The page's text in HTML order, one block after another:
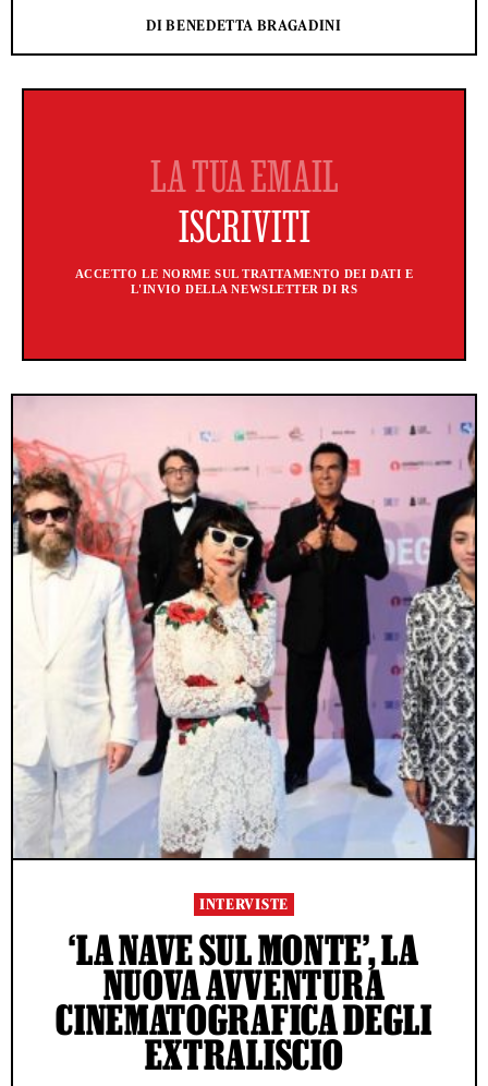
DI BENEDETTA BRAGADINI
ACCETTO LE NORME SUL TRATTAMENTO DEI DATI E
L'INVIO DELLA NEWSLETTER DI RS
INTERVISTE
‘LA NAVE SUL MONTE’, LA
NUOVA AVVENTURA
CINEMATOGRAFICA DEGLI
EXTRALISCIO